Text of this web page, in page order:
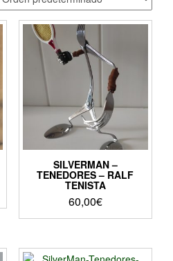
SILVERMAN –
TENEDORES – RALF
TENISTA
60,00€